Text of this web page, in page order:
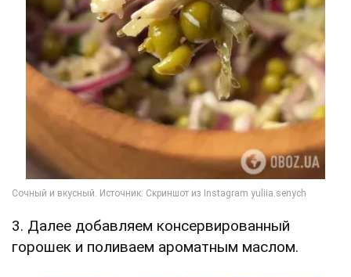
3. Далее добавляем консервированный
горошек и поливаем ароматным маслом.